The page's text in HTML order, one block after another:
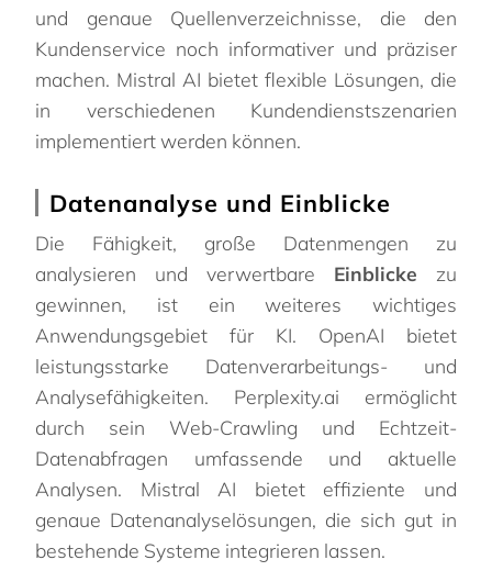
und genaue Quellenverzeichnisse, die den
Kundenservice noch informativer und präziser
machen. Mistral AI bietet flexible Lösungen, die
in verschiedenen Kundendienstszenarien
implementiert werden können.
Datenanalyse und Einblicke
Die Fähigkeit, große Datenmengen zu
analysieren und verwertbare Einblicke zu
gewinnen, ist ein weiteres wichtiges
Anwendungsgebiet für KI. OpenAI bietet
leistungsstarke Datenverarbeitungs- und
Analysefähigkeiten. Perplexity.ai ermöglicht
durch sein Web-Crawling und Echtzeit-
Datenabfragen umfassende und aktuelle
Analysen. Mistral AI bietet effiziente und
genaue Datenanalyselösungen, die sich gut in
bestehende Systeme integrieren lassen.